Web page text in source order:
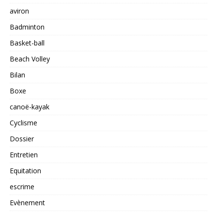
aviron
Badminton
Basket-ball
Beach Volley
Bilan
Boxe
canoë-kayak
Cyclisme
Dossier
Entretien
Equitation
escrime
Evènement